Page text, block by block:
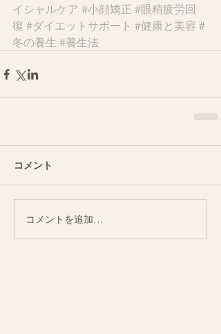
イシャルケア #小顔矯正 #眼精疲労回
復 #ダイエットサポート #健康と美容 #
冬の養生 #養生法
コメント
コメントを追加…